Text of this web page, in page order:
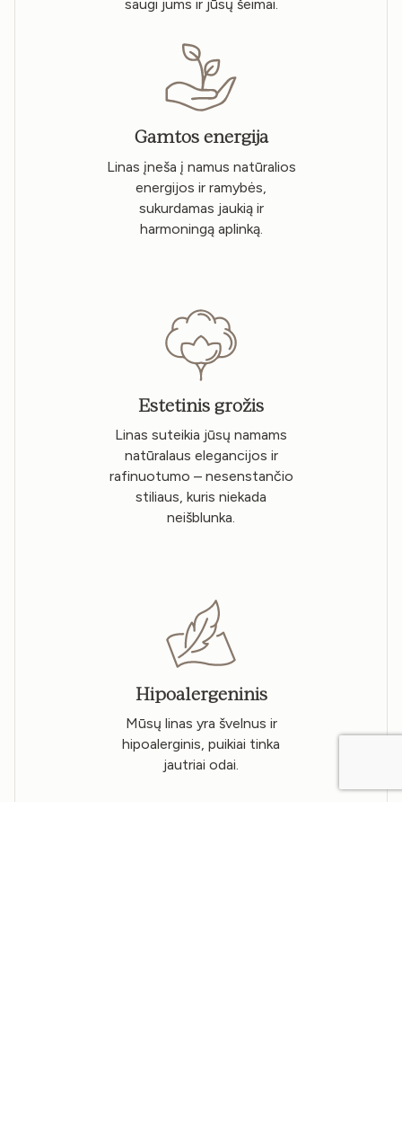
saugi jums ir jūsų šeimai.
Gamtos energija
Linas įneša į namus natūralios
energijos ir ramybės,
sukurdamas jaukią ir
harmoningą aplinką.
Estetinis grožis
Linas suteikia jūsų namams
natūralaus elegancijos ir
rafinuotumo – nesenstančio
stiliaus, kuris niekada
neišblunka.
Hipoalergeninis
Mūsų linas yra švelnus ir
hipoalerginis, puikiai tinka
jautriai odai.